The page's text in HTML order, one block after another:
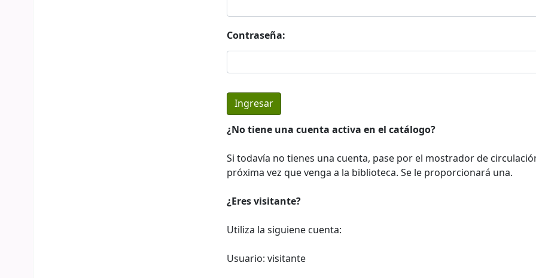
Contraseña:
¿No tiene una cuenta activa en el catálogo?
Si todavía no tienes una cuenta, pase por el mostrador de
próxima vez que venga a la biblioteca. Se le proporcionará una.
¿Eres visitante?
Utiliza la siguiene cuenta:
Usuario: visitante